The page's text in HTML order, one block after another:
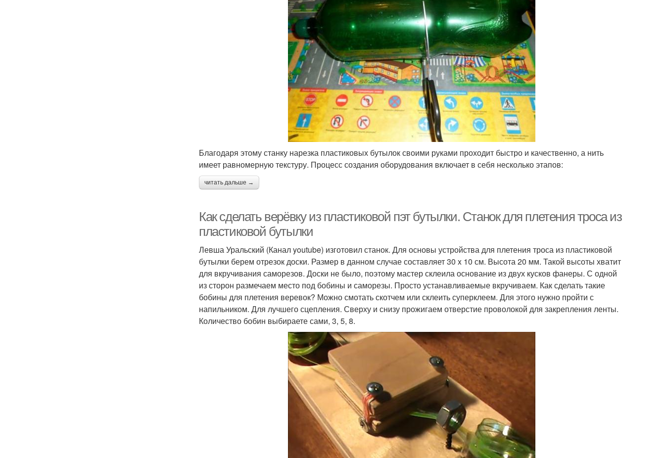
Благодаря этому станку нарезка пластиковых бутылок своими руками проходит быстро и качественно, а нить
имеет равномерную текстуру. Процесс создания оборудования включает в себя несколько этапов:
читать дальше →
Как сделать верёвку из пластиковой пэт бутылки. Станок для плетения троса из
пластиковой бутылки
Левша Уральский (Канал youtube) изготовил станок. Для основы устройства для плетения троса из пластиковой
бутылки берем отрезок доски. Размер в данном случае составляет 30 x 10 см. Высота 20 мм. Такой высоты хватит
для вкручивания саморезов. Доски не было, поэтому мастер склеила основание из двух кусков фанеры. С одной
из сторон размечаем место под бобины и саморезы. Просто устанавливаемые вкручиваем. Как сделать такие
бобины для плетения веревок? Можно смотать скотчем или склеить суперклеем. Для этого нужно пройти с
напильником. Для лучшего сцепления. Сверху и снизу прожигаем отверстие проволокой для закрепления ленты.
Количество бобин выбираете сами, 3, 5, 8.